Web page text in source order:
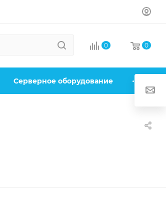
0 0
Серверное оборудование